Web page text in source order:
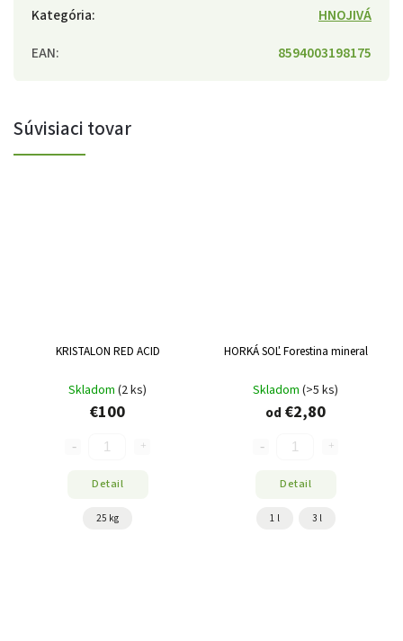
Kategória:
HNOJIVÁ
EAN: 8594003198175
Súvisiaci tovar
KRISTALON RED ACID
Skladom (2 ks)
€100
Detail
25 kg
HORKÁ SOĽ Forestina mineral
Skladom (>5 ks)
od €2,80
Detail
1 l 3 l